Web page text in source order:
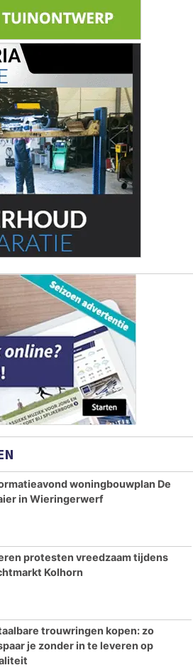
woningbouwplan De
in Wieringerwerf
protesten vreedzaam tijdens
Kolhorn
trouwringen kopen: zo
je zonder in te leveren op